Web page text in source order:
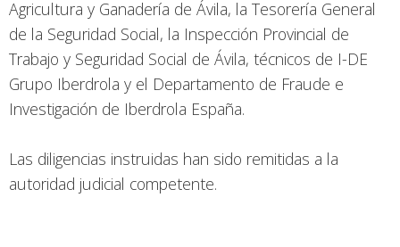
Agricultura y Ganadería de Ávila, la Tesorería General
de la Seguridad Social, la Inspección Provincial de
Trabajo y Seguridad Social de Ávila, técnicos de I-DE
Grupo Iberdrola y el Departamento de Fraude e
Investigación de Iberdrola España.
Las diligencias instruidas han sido remitidas a la
autoridad judicial competente.